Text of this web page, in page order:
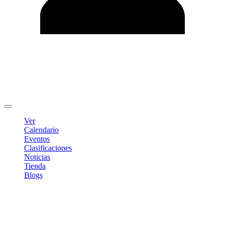
Ver
Calendario
Eventos
Clasificaciones
Noticias
Tienda
Blogs